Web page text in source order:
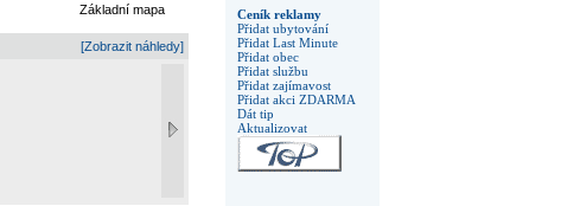
Ceník reklamy
Přidat ubytování
Přidat Last Minute
Přidat obec
Přidat službu
Přidat zajímavost
Přidat akci ZDARMA
Dát tip
Aktualizovat
Základní mapa
[Zobrazit náhledy]